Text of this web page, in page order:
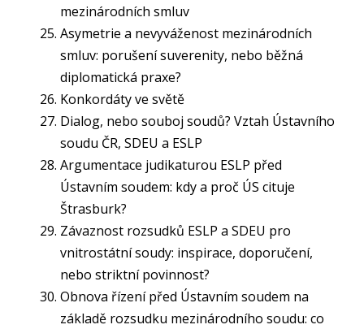
mezinárodních smluv
Asymetrie a nevyváženost mezinárodních
smluv: porušení suverenity, nebo běžná
diplomatická praxe?
Konkordáty ve světě
Dialog, nebo souboj soudů? Vztah Ústavního
soudu ČR, SDEU a ESLP
Argumentace judikaturou ESLP před
Ústavním soudem: kdy a proč ÚS cituje
Štrasburk?
Závaznost rozsudků ESLP a SDEU pro
vnitrostátní soudy: inspirace, doporučení,
nebo striktní povinnost?
Obnova řízení před Ústavním soudem na
základě rozsudku mezinárodního soudu: co